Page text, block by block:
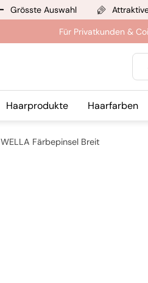
Grösste Auswahl
Für Privatkunden &
Haarprodukte Haarfarben
WELLA Färbepinsel Breit